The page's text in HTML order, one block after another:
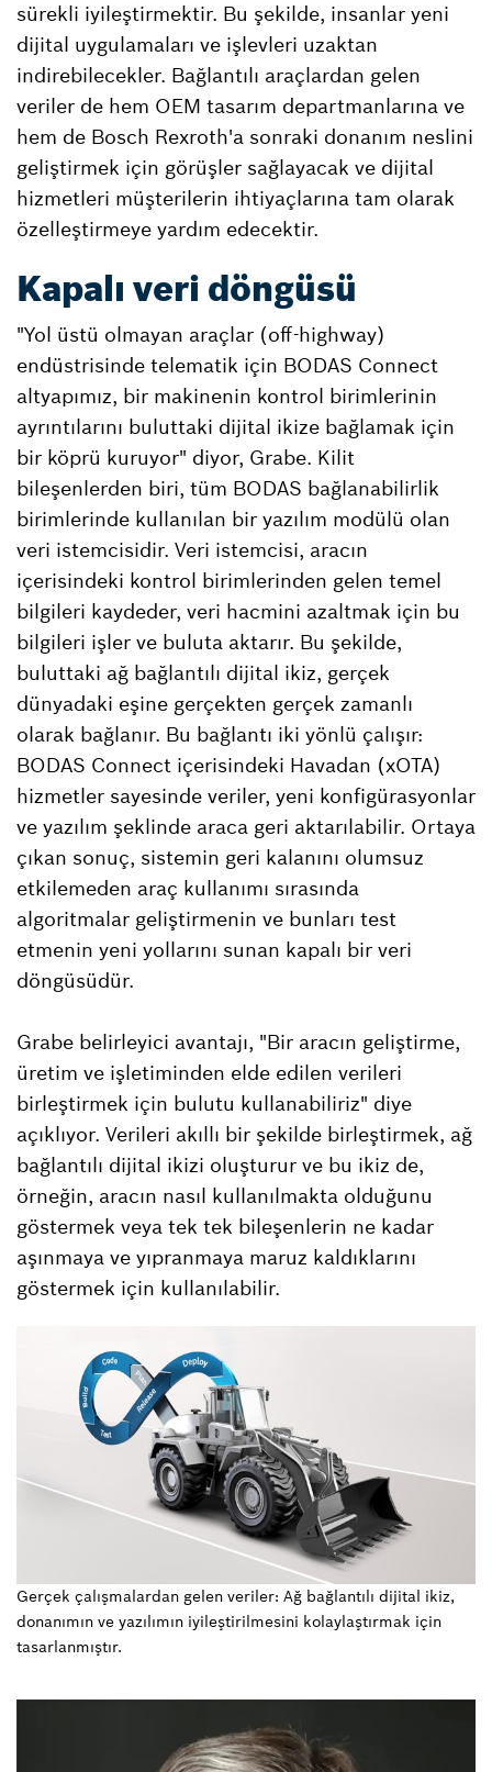
sürekli iyileştirmektir. Bu şekilde, insanlar yeni
dijital uygulamaları ve işlevleri uzaktan
indirebilecekler. Bağlantılı araçlardan gelen
veriler de hem OEM tasarım departmanlarına ve
hem de Bosch Rexroth'a sonraki donanım neslini
geliştirmek için görüşler sağlayacak ve dijital
hizmetleri müşterilerin ihtiyaçlarına tam olarak
özelleştirmeye yardım edecektir.
Kapalı veri döngüsü
"Yol üstü olmayan araçlar (off-highway)
endüstrisinde telematik için BODAS Connect
altyapımız, bir makinenin kontrol birimlerinin
ayrıntılarını buluttaki dijital ikize bağlamak için
bir köprü kuruyor" diyor, Grabe. Kilit
bileşenlerden biri, tüm BODAS bağlanabilirlik
birimlerinde kullanılan bir yazılım modülü olan
veri istemcisidir. Veri istemcisi, aracın
içerisindeki kontrol birimlerinden gelen temel
bilgileri kaydeder, veri hacmini azaltmak için bu
bilgileri işler ve buluta aktarır. Bu şekilde,
buluttaki ağ bağlantılı dijital ikiz, gerçek
dünyadaki eşine gerçekten gerçek zamanlı
olarak bağlanır. Bu bağlantı iki yönlü çalışır:
BODAS Connect içerisindeki Havadan (xOTA)
hizmetler sayesinde veriler, yeni konfigürasyonlar
ve yazılım şeklinde araca geri aktarılabilir. Ortaya
çıkan sonuç, sistemin geri kalanını olumsuz
etkilemeden araç kullanımı sırasında
algoritmalar geliştirmenin ve bunları test
etmenin yeni yollarını sunan kapalı bir veri
döngüsüdür.
Grabe belirleyici avantajı, "Bir aracın geliştirme,
üretim ve işletiminden elde edilen verileri
birleştirmek için bulutu kullanabiliriz" diye
açıklıyor. Verileri akıllı bir şekilde birleştirmek, ağ
bağlantılı dijital ikizi oluşturur ve bu ikiz de,
örneğin, aracın nasıl kullanılmakta olduğunu
göstermek veya tek tek bileşenlerin ne kadar
aşınmaya ve yıpranmaya maruz kaldıklarını
göstermek için kullanılabilir.
Gerçek çalışmalardan gelen veriler: Ağ bağlantılı dijital ikiz,
donanımın ve yazılımın iyileştirilmesini kolaylaştırmak için
tasarlanmıştır.